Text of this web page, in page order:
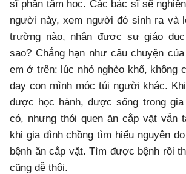
sĩ phân tâm học. Các bác sĩ sẽ
người này, xem người đó sinh ra và
trường nào, nhận được sự giáo
sao? Chẳng hạn như câu chuyện
em ở trên: lúc nhỏ nghèo khổ, không
dạy con mình móc túi người khác.
được học hành, được sống trong gia
có, nhưng thói quen ăn cắp vặt vẫn
khi gia đình chồng tìm hiểu nguyên
bệnh ăn cắp vặt. Tìm được bệnh rồi
cũng dễ thôi.